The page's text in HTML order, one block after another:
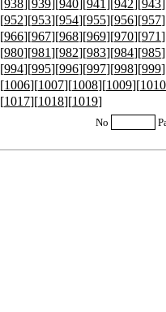
[938][939][940][941][942][943
[952][953][954][955][956][957
[966][967][968][969][970][971
[980][981][982][983][984][985
[994][995][996][997][998][999
[1006][1007][1008][1009][1010
[1017][1018][1019]
No